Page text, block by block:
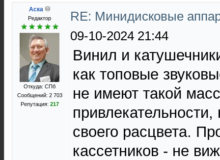
Аска
Редактор
Откуда: СПб
Сообщений: 2 703
Репутация: 217
RE: Минидисковые
09-10-2024 21:44
Винил и
как топовые
не имеют такой
своего расцвета.
кассетников - не